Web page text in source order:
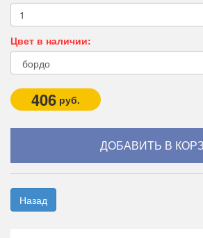
Цвет в наличии:
406 руб.
Назад